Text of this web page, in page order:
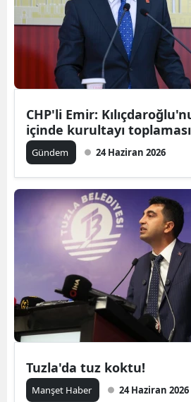
CHP'li Emir:
içinde kurultayı
Gündem 24 Haziran 2026
Tuzla'da tuz koktu!
Manşet Haber 24 Haziran 2026